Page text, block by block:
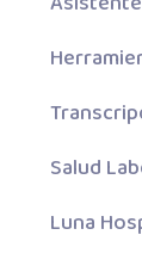
Salud
Luna